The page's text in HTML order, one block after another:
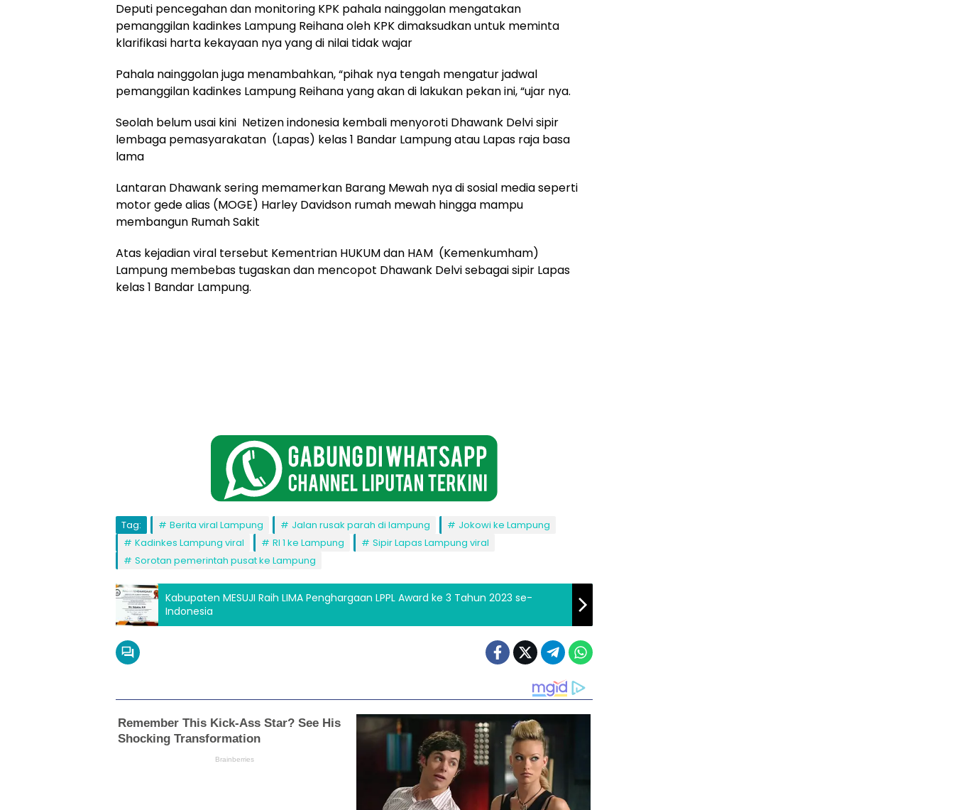
Deputi pencegahan dan monitoring KPK pahala nainggolan mengatakan
pemanggilan kadinkes Lampung Reihana oleh KPK dimaksudkan untuk meminta
klarifikasi harta kekayaan nya yang di nilai tidak wajar
Pahala nainggolan juga menambahkan, “pihak nya tengah mengatur jadwal
pemanggilan kadinkes Lampung Reihana yang akan di lakukan pekan ini, “ujar nya.
Seolah belum usai kini Netizen indonesia kembali menyoroti Dhawank Delvi sipir
lembaga pemasyarakatan (Lapas) kelas 1 Bandar Lampung atau Lapas raja basa
lama
Lantaran Dhawank sering memamerkan Barang Mewah nya di sosial media seperti
motor gede alias (MOGE) Harley Davidson rumah mewah hingga mampu
membangun Rumah Sakit
Atas kejadian viral tersebut Kementrian HUKUM dan HAM (Kemenkumham)
Lampung membebas tugaskan dan mencopot Dhawank Delvi sebagai sipir Lapas
kelas 1 Bandar Lampung.
Tag: Berita viral Lampung Jalan rusak parah di lampung
Jokowi ke Lampung
Kadinkes Lampung viral
RI 1 ke Lampung
Sipir Lapas Lampung viral
Sorotan pemerintah pusat ke Lampung
Kabupaten MESUJI Raih LIMA Penghargaan LPPL Award ke 3 Tahun 2023 se-
Indonesia